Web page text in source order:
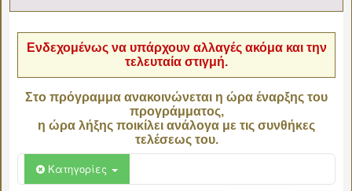
Ενδεχομένως να υπάρχουν αλλαγές ακόμα και την
τελευταία στιγμή.
Στο πρόγραμμα ανακοινώνεται η ώρα έναρξης του
προγράμματος,
η ώρα λήξης ποικίλει ανάλογα με τις συνθήκες
τελέσεως του.
Κατηγορίες